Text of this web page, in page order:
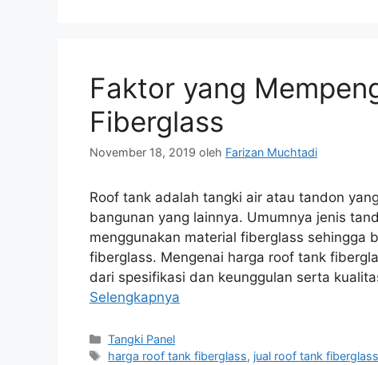
Faktor yang
Fiberglass
November 18, 2019 oleh Farizan Muchtadi
Roof tank adalah tangki air atau tandon
bangunan yang lainnya. Umumnya jenis
menggunakan material fiberglass sehingga
fiberglass. Mengenai harga roof tank
dari spesifikasi dan keunggulan serta
Selengkapnya
Kategori
Tangki Panel
Tag
harga roof tank fiberglass, jual roof tank fiberglass